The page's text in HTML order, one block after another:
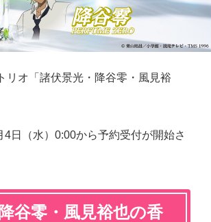
リオ「諸伏景光・降谷零・風見裕
日（水）0:00から予約受付が開始さ
谷零・風見裕也の香